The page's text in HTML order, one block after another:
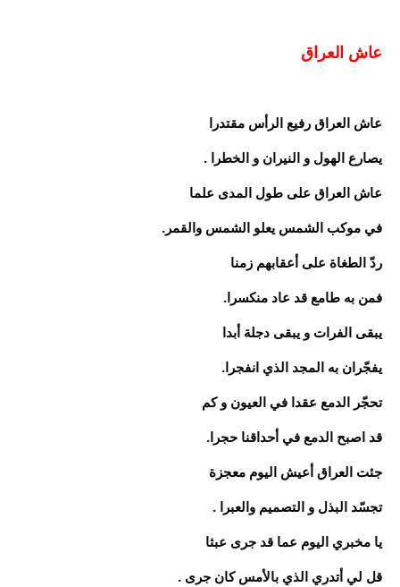
عاش العراق
عاش العراق رفيع الرأس مقتدرا
يصارع الهول و النيران و الخطرا .
عاش العراق على طول المدى علما
في موكب الشمس يعلو الشمس والقمر.
ردّ الطغاة على أعقابهم زمنا
فمن به طامع قد عاد منكسرا.
يبقى الفرات و يبقى دجلة أبدا
يفجّران به المجد الذي انفجرا.
تحجّر الدمع عقدا في العيون و كم
قد اصبح الدمع في أحداقنا حجرا.
جئت العراق أعيش اليوم معجزة
تجسّد البذل و التصميم والعبرا .
يا مخبري اليوم عما قد جرى عبثا
قل لي أتدري الذي بالأمس كان جرى .